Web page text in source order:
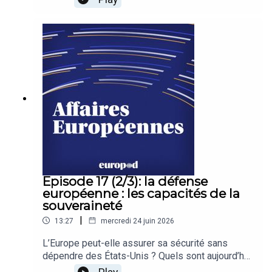
de la guerre, aux rivalités entre grandes
américain, quels sont les atouts de l'Union
européenne ? Peut-elle réellement assurer sa
propre sécurité ? Et à quoi ressemblerait une
Europe souveraine à l'horizon 2035 ?
Episode 17 (2/3): la défense
européenne : les capacités de la
souveraineté
13:27 | mercredi 24 juin 2026
L’Europe peut-elle assurer sa sécurité sans
dépendre des États-Unis ? Quels sont aujourd’hui
ses principaux manques capacitaires ? Son